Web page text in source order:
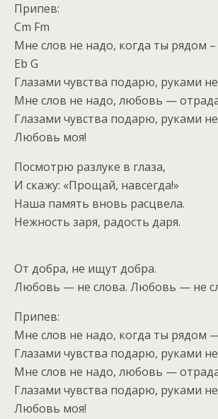
Припев:
Cm Fm
Мне слов не надо, когда ты рядом –
Eb G
Глазами чувства подарю, руками
Мне слов не надо, любовь —
Глазами чувства подарю, руками
Любовь моя!
Посмотрю разлуке в глаза,
И скажу: «Прощай, навсегда!»
Наша память вновь расцвела.
Нежность заря, радость даря.
От добра, не ищут добра.
Любовь — не слова. Любовь — не
Припев:
Мне слов не надо, когда ты рядом
Глазами чувства подарю, руками
Мне слов не надо, любовь —
Глазами чувства подарю, руками
Любовь моя!